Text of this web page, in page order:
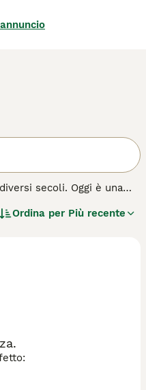
secoli. Oggi è una
Ordina per Più recente